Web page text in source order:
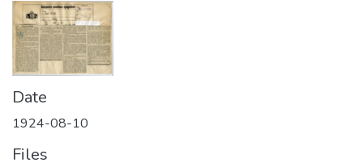
About us
Date
1924-08-10
Files